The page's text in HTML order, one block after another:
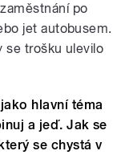
po
jet autobusem.
se trošku ulevilo
hlavní téma
a jeď. Jak se
se chystá v